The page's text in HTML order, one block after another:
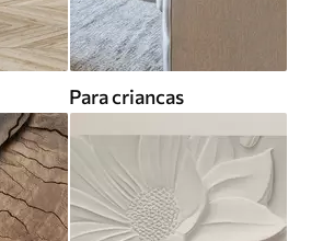
Para criancas